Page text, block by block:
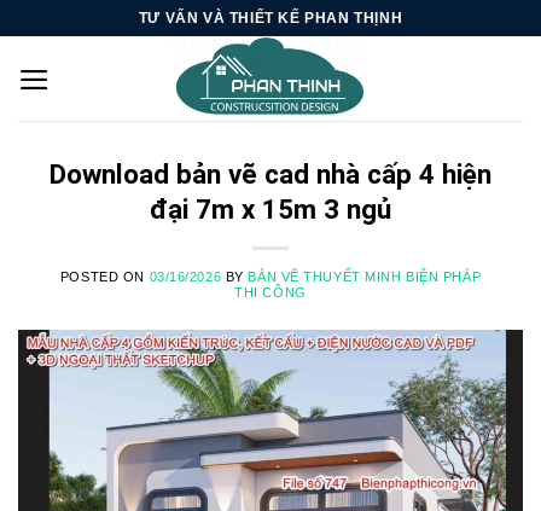
content
TƯ VẤN VÀ THIẾT KẾ PHAN THỊNH
Download bản vẽ cad nhà cấp 4 hiện
đại 7m x 15m 3 ngủ
POSTED ON 03/16/2026 BYBẢN VẼ THUYẾT MINH BIỆN PHÁP
THI CÔNG